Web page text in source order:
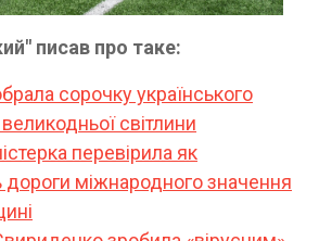
писав про таке:
сорочку українського
світлини
перевірила як
міжнародного значення